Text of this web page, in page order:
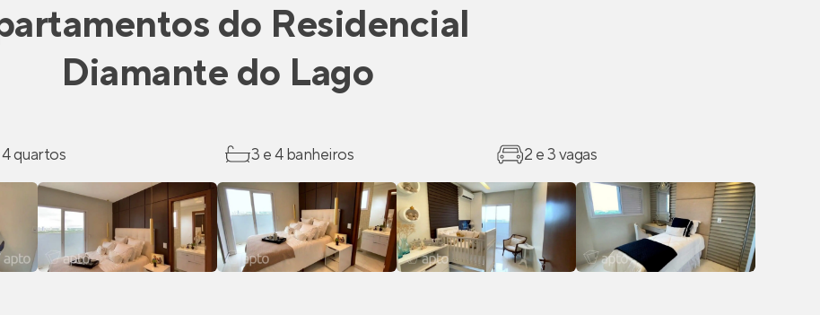
do Residencial
Diamante do Lago
quartos 3 e 4 banheiros 2 e 3 vagas